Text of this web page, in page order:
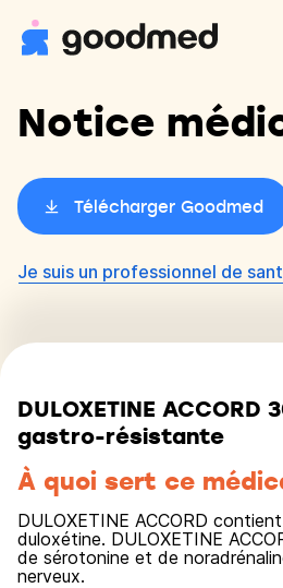
Notice
Télécharger Goodmed
Je suis un professionnel de
DULOXETINE ACCORD
gastro-résistante
À quoi sert ce
DULOXETINE ACCORD
duloxétine. DULOXETINE
de sérotonine et de
nerveux.